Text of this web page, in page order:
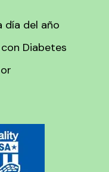
día del año
Diabetes